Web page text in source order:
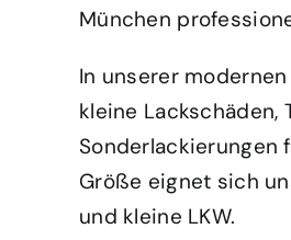
München
In unserer
kleine Lackschäden,
Sonderlackierungen
Größe eignet sich
und kleine LKW.